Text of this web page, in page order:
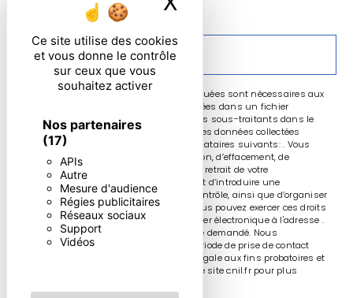
Ce site utilise des cookies
et vous donne le contrôle
sur ceux que vous
souhaitez activer
Nos partenaires
(17)
APIs
Autre
Mesure d'audience
Régies publicitaires
Réseaux sociaux
Support
Vidéos
particulières ci-dessous **
ENVOYER
** Les données personnelles communiquées sont nécessaires aux
fins de vous contacter et sont enregistrées dans un fichier
informatisé. Elles sont destinées à et ses sous-traitants dans le
seul but de répondre à votre message. Les données collectées
seront communiquées aux seuls destinataires suivants: . Vous
disposez de droits d’accès, de rectification, d’effacement, de
portabilité, de limitation, d’opposition, de retrait de votre
consentement à tout moment et du droit d’introduire une
réclamation auprès d’une autorité de contrôle, ainsi que d’organiser
le sort de vos données post-mortem. Vous pouvez exercer ces droits
par voie postale à l'adresse ou par courrier électronique à l'adresse .
Un justificatif d'identité pourra vous être demandé. Nous
conservons vos données pendant la période de prise de contact
puis pendant la durée de prescription légale aux fins probatoires et
de gestion des contentieux. Consultez le site cnil.fr pour plus